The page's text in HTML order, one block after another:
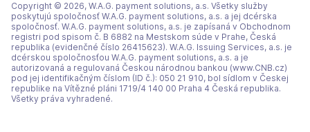
Copyright © 2026, W.A.G. payment solutions, a.s. Všetky služby
poskytujú spoločnosť W.A.G. payment solutions, a.s. a jej dcérska
spoločnosť. W.A.G. payment solutions, a.s. je zapísaná v Obchodnom
registri pod spisom č. B 6882 na Mestskom súde v Prahe, Česká
republika (evidenčné číslo 26415623). W.A.G. Issuing Services, a.s. je
dcérskou spoločnosťou W.A.G. payment solutions, a.s. a je
autorizovaná a regulovaná Českou národnou bankou (www.CNB.cz)
pod jej identifikačným číslom (ID č.): 050 21 910, bol sídlom v Českej
republike na Vítězné pláni 1719/4 140 00 Praha 4 Česká republika.
Všetky práva vyhradené.